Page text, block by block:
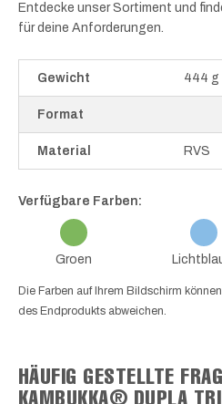
Entdecke unser Sortiment und
für deine Anforderungen.
Gewicht 444 g
Format
Material RVS
Verfügbare Farben:
Groen
Die Farben auf Ihrem Bildschirm
des Endprodukts abweichen.
HÄUFIG GESTELLTE
KAMBUKKA® DUPLA